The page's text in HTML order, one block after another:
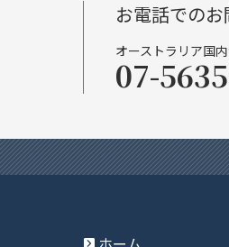
お電話での
オーストラリア国
07-